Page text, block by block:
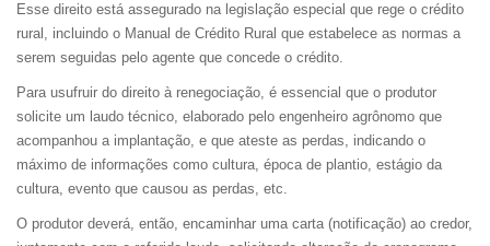
Esse direito está assegurado na legislação especial que rege o crédito
rural, incluindo o Manual de Crédito Rural que estabelece as normas a
serem seguidas pelo agente que concede o crédito.
Para usufruir do direito à renegociação, é essencial que o produtor
solicite um laudo técnico, elaborado pelo engenheiro agrônomo que
acompanhou a implantação, e que ateste as perdas, indicando o
máximo de informações como cultura, época de plantio, estágio da
cultura, evento que causou as perdas, etc.
O produtor deverá, então, encaminhar uma carta (notificação) ao credor,